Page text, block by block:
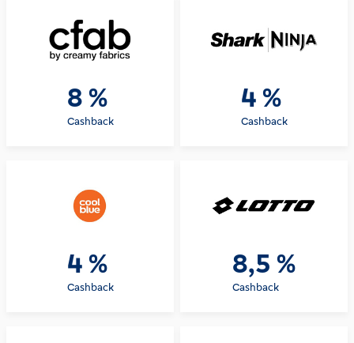
8 %
Cashback
4 %
Cashback
4 %
Cashback
8,5 %
Cashback